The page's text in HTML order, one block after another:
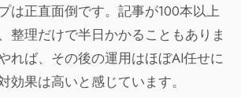
は正直面倒です。記事が100本以上
整理だけで半日かかることもありま
れば、その後の運用はほぼAI任せに
効果は高いと感じています。